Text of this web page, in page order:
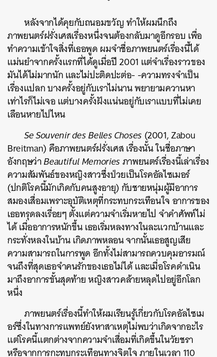
หลังจากได้คุยกับถนอมขวัญ ทำให้ผมนึกถึง
ภาพยนตร์ฝรั่งเศสเรื่องหนึ่งจนต้องกลับมาดูอีกรอบ เพื่อ
ทำความเข้าใจสิ่งที่เธอพูด ผมจำชื่อภาพยนตร์เรื่องนี้ได้
แม่นยำจากครั้งแรกที่ได้ดูเมื่อปี 2001 แต่จำเรื่องราวของ
มันได้ไม่มากนัก และไม่ปะติดปะต่อ- -ความทรงจำเป็น
เรื่องแปลก บางครั้งอยู่กับเราไม่นาน พยายามควานหา
เท่าไรก็ไม่เจอ แต่บางครั้งฝังแน่นอยู่กับเราแบบที่ไม่เคย
เลือนหายไปไหน
Se Souvenir des Belles Choses (2001, Zabou
Breitman) คือภาพยนตร์ฝรั่งเศส เรื่องนั้น ในชื่อภาษา
อังกฤษว่าBeautiful Memoriesภาพยนตร์เรื่องนี้เล่าเรื่อง
ความสัมพันธ์ของหญิงสาวซึ่งป่วยเป็นโรคอัลไซเมอร์
(ปกติโรคนี้มักเกิดกับคนสูงอายุ) กับชายหนุ่มผู้มีอาการ
สมองเสื่อมเพราะอุบัติเหตุที่กระทบกระเทือนใจ อาการของ
เธอทรุดลงเรื่อยๆ ตั้งแต่ความจำเริ่มหายไป จำคำศัพท์ไม่
ได้ เมื่ออาการหนักขึ้น เธอเริ่มหลงทางในละแวกบ้านและ
กระทั่งหลงในบ้าน เกิดภาพหลอน จากนั้นเธอสูญเสีย
ความสามารถในการพูด อีกทั้งไม่สามารถควบคุมอารมณ์
จนถึงที่สุดเธอจำคนรักของเธอไม่ได้ และเมื่อโรคดำเนิน
มาถึงอาการขั้นสุดท้าย หญิงสาวคล้ายหลุดไปอยู่อีกโลก
หนึ่ง
ภาพยนตร์เรื่องนี้ทำให้ผมเรียนรู้เกี่ยวกับโรคอัลไซเม
อร์ซึ่งในทางการแพทย์ยังหาสาเหตุไม่พบว่าเกิดจากอะไร
แต่โรคนี้แตกต่างจากความจำเสื่อมที่เกิดขึ้นในวัยชรา
หรือจากการกะทบกระเทือนทางจิตใจ ภายในเวลา 110